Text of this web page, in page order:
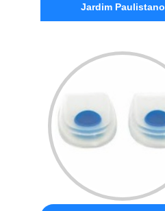
Jardim Paulistano